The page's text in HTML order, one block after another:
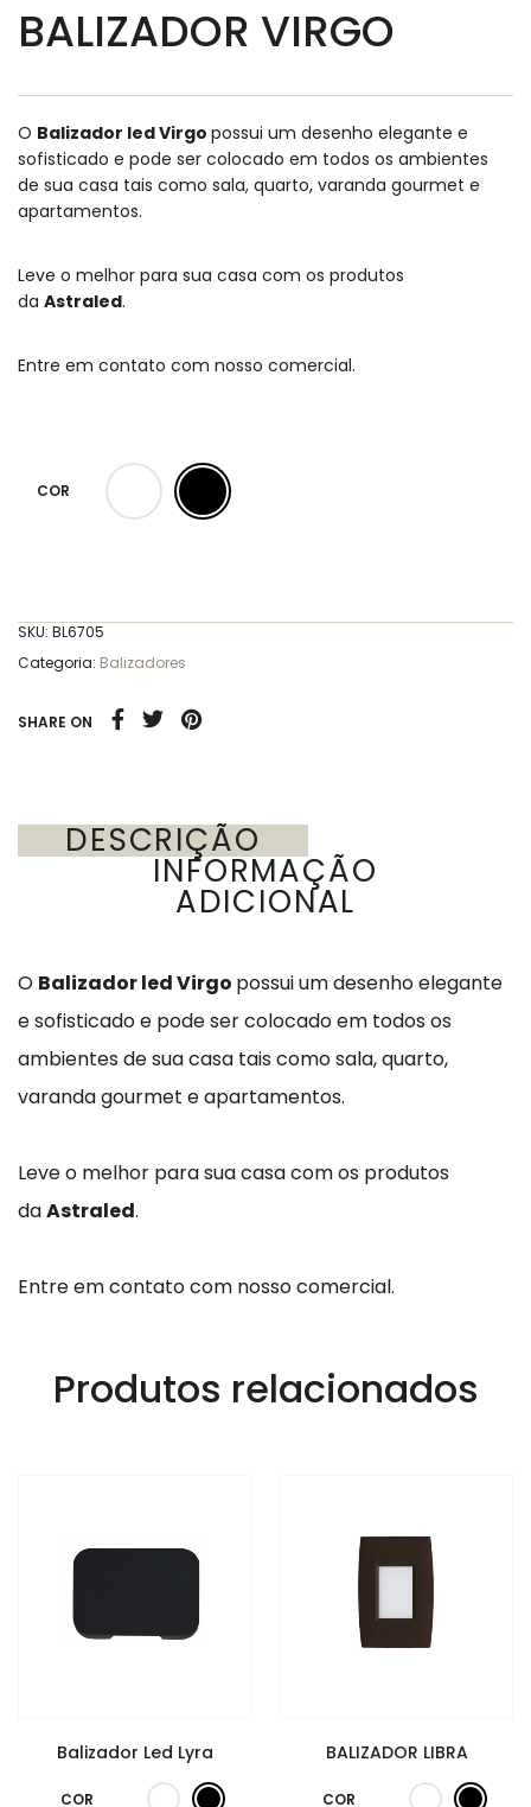
BALIZADOR VIRGO
O Balizador led Virgo possui um desenho elegante e
sofisticado e pode ser colocado em todos os ambientes
de sua casa tais como sala, quarto, varanda gourmet e
apartamentos.
Leve o melhor para sua casa com os produtos
da Astraled.
Entre em contato com nosso comercial.
COR
SKU: BL6705
Categoria: Balizadores
SHARE ON
DESCRIÇÃO
INFORMAÇÃO
ADICIONAL
O Balizador led Virgo possui um desenho elegante
e sofisticado e pode ser colocado em todos os
ambientes de sua casa tais como sala, quarto,
varanda gourmet e apartamentos.
Leve o melhor para sua casa com os produtos
daAstraled.
Entre em contato com nosso comercial.
Produtos relacionados
Balizador Led Lyra
COR
BALIZADOR LIBRA
COR